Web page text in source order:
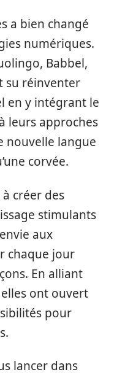
a bien changé
numériques.
Babbel,
su réinventer
en y intégrant le
leurs approches
nouvelle langue
corvée.
créer des
stimulants
aux
chaque jour
En alliant
ont ouvert
pour
lancer dans